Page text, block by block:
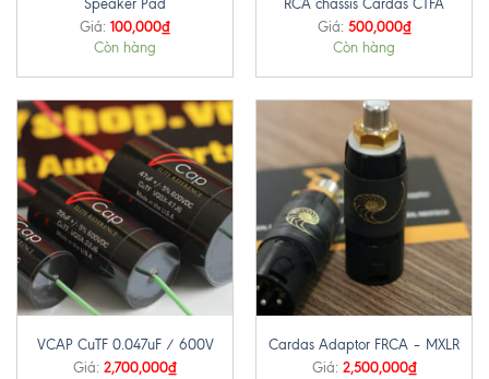
Speaker Pad
Giá: 100,000₫
Còn hàng
RCA chassis Cardas CTFA
Giá: 500,000₫
Còn hàng
VCAP CuTF 0.047uF / 600V
Giá: 2,700,000₫
Cardas Adaptor FRCA – MXLR
Giá: 2,500,000₫